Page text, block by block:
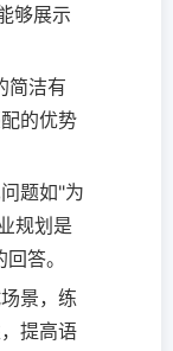
够展示
简洁有
的优势
题如"为
规划是
答。
景，练
提高语